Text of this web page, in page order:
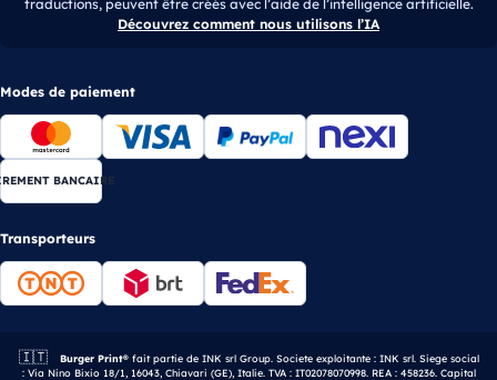
traductions, peuvent être créés avec l’aide de l’intelligence artificielle.
Découvrez comment nous utilisons l’IA
Modes de paiement
BANCAIRE
Transporteurs
🇮🇹 Entreprise italienne.
Burger Print®fait partie de INK srl Group. Societe exploitante : INK srl. Siege social
: Via Nino Bixio 18/1, 16043, Chiavari (GE), Italie. TVA : IT02078070998. REA : 458236. Capital